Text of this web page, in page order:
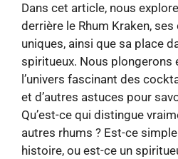
Dans cet article, nous
derrière le Rhum Kraken,
uniques, ainsi que sa place
spiritueux. Nous plongerons
l’univers fascinant des
et d’autres astuces pour
Qu’est-ce qui distingue
autres rhums ? Est-ce
histoire, ou est-ce un